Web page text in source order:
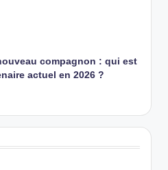
compagnon : qui est
actuel en 2026 ?